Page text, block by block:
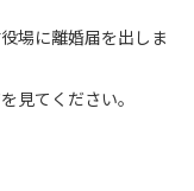
場に離婚届を出しま
見てください。